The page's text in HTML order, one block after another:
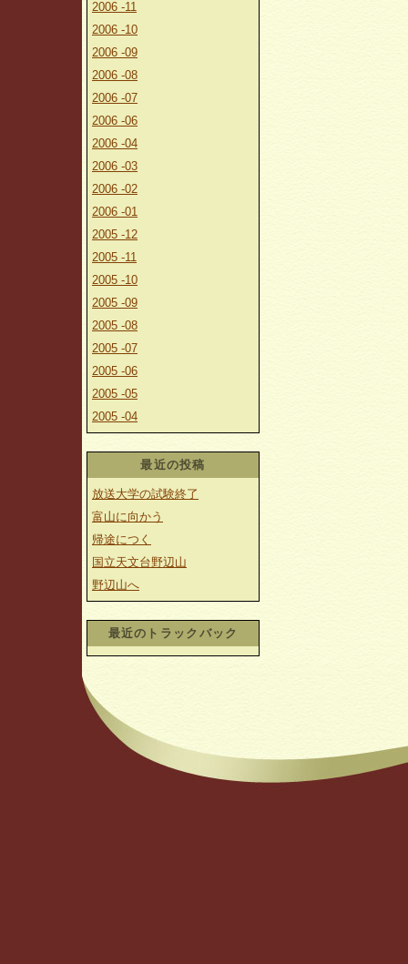
2006 -11
2006 -10
2006 -09
2006 -08
2006 -07
2006 -06
2006 -04
2006 -03
2006 -02
2006 -01
2005 -12
2005 -11
2005 -10
2005 -09
2005 -08
2005 -07
2005 -06
2005 -05
2005 -04
最近の投稿
放送大学の試験終了
富山に向かう
帰途につく
国立天文台野辺山
野辺山へ
最近のトラックバック